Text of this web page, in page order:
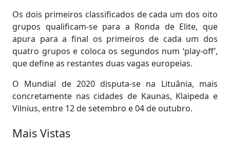
Os dois primeiros classificados de cada um dos oito
grupos qualificam-se para a Ronda de Elite, que
apura para a final os primeiros de cada um dos
quatro grupos e coloca os segundos num ‘play-off’,
que define as restantes duas vagas europeias.
O Mundial de 2020 disputa-se na Lituânia, mais
concretamente nas cidades de Kaunas, Klaipeda e
Vilnius, entre 12 de setembro e 04 de outubro.
Mais Vistas